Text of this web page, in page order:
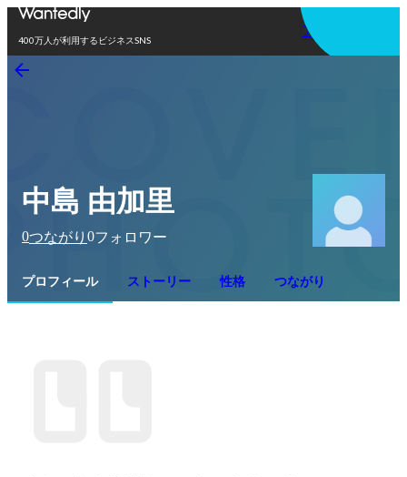
400万人が利用するビジネスSNS
アプリを使う
中島 由加里
0つながり 0フォロワー
プロフィール ストーリー 性格 つながり